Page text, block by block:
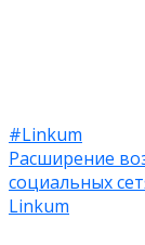
#Linkum
Расширение
социальных
Linkum